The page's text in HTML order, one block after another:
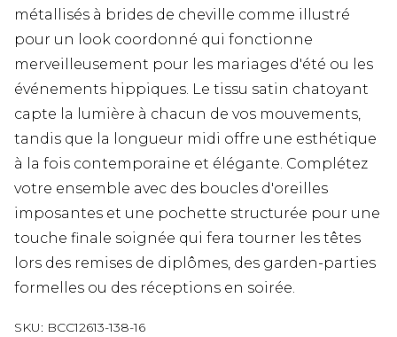
métallisés à brides de cheville comme illustré
pour un look coordonné qui fonctionne
merveilleusement pour les mariages d'été ou les
événements hippiques. Le tissu satin chatoyant
capte la lumière à chacun de vos mouvements,
tandis que la longueur midi offre une esthétique
à la fois contemporaine et élégante. Complétez
votre ensemble avec des boucles d'oreilles
imposantes et une pochette structurée pour une
touche finale soignée qui fera tourner les têtes
lors des remises de diplômes, des garden-parties
formelles ou des réceptions en soirée.
SKU: BCC12613-138-16